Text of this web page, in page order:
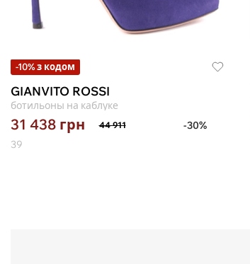
-10% з кодом
GIANVITO ROSSI
ботильоны на каблуке
31 438 грн 44 911
-30%
39